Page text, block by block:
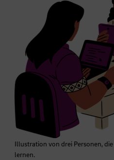
Illustration von drei Personen,
lernen.